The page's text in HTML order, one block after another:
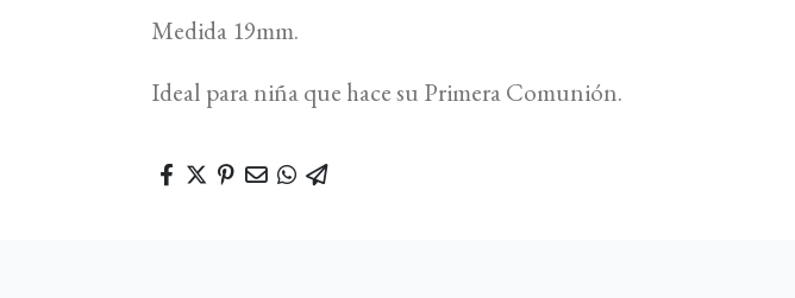
Medida 19mm.
Ideal para niña que hace su Primera Comunión.